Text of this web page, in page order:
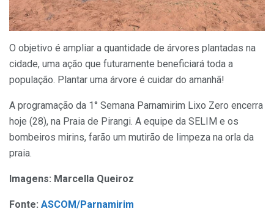
O objetivo é ampliar a quantidade de árvores plantadas na
cidade, uma ação que futuramente beneficiará toda a
população. Plantar uma árvore é cuidar do amanhã!
A programação da 1° Semana Parnamirim Lixo Zero encerra
hoje (28), na Praia de Pirangi. A equipe da SELIM e os
bombeiros mirins, farão um mutirão de limpeza na orla da
praia.
Imagens: Marcella Queiroz
Fonte: ASCOM/Parnamirim